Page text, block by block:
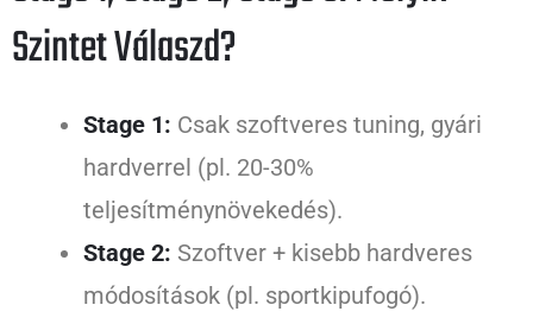
Szintet Válaszd?
Stage 1: Csak szoftveres tuning, gyári
hardverrel (pl. 20-30%
teljesítménynövekedés).
Stage 2: Szoftver + kisebb hardveres
módosítások (pl. sportkipufogó).